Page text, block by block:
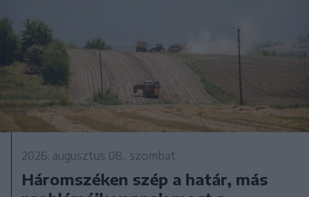
2026. augusztus 08., szombat
Háromszéken szép a határ, más